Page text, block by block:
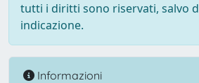
tutti i diritti sono riservati, salvo
indicazione.
Informazioni